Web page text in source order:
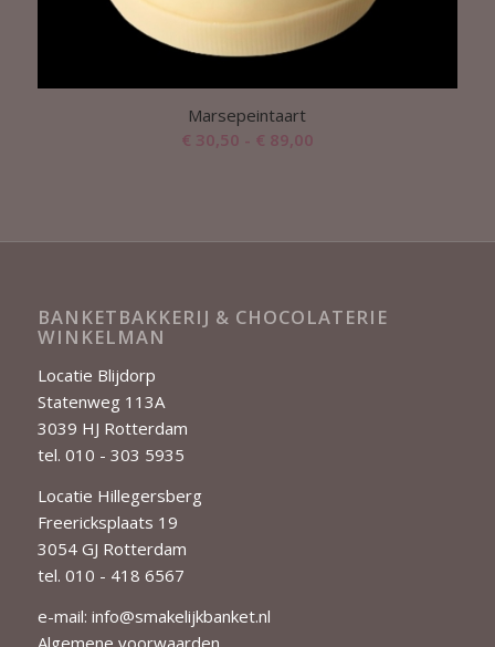
Marsepeintaart
€ 30,50 - € 89,00Prijsklasse:
BANKETBAKKERIJ & CHOCOLATERIE
WINKELMAN
Locatie Blijdorp
Statenweg 113A
3039 HJ Rotterdam
tel. 010 - 303 5935
Locatie Hillegersberg
Freericksplaats 19
3054 GJ Rotterdam
tel. 010 - 418 6567
e-mail: info@smakelijkbanket.nl
Algemene voorwaarden